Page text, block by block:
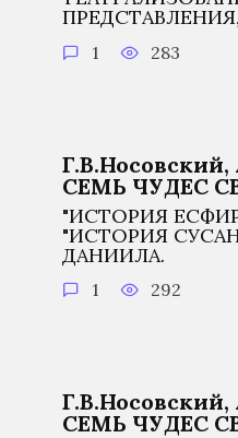
1 283
СЕМЬ ЧУДЕС
"ИСТОРИЯ
"ИСТОРИЯ
ДАНИИЛА.
1 292
СЕМЬ ЧУДЕС